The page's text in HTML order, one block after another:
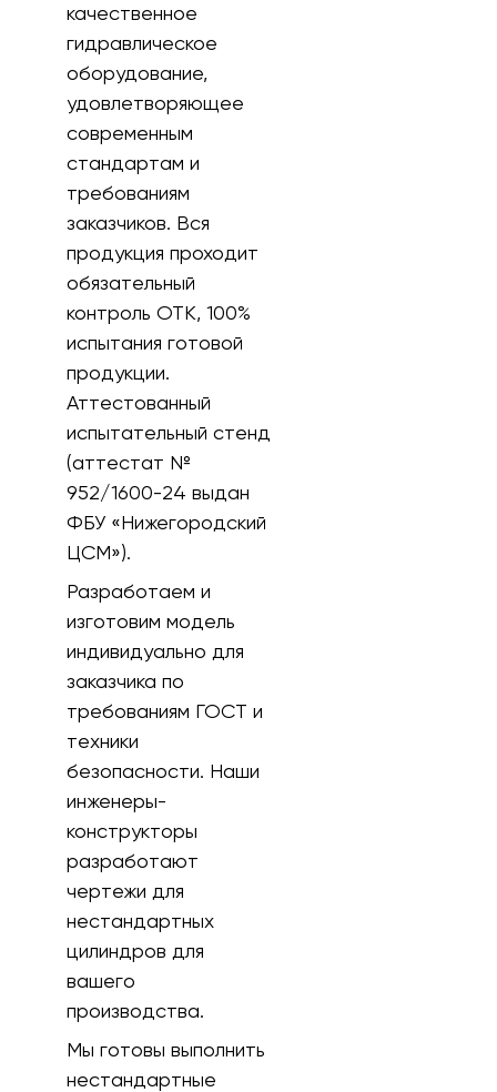
качественное
гидравлическое
оборудование,
удовлетворяющее
современным
стандартам и
требованиям
заказчиков. Вся
продукция проходит
обязательный
контроль ОТК, 100%
испытания готовой
продукции.
Аттестованный
испытательный стенд
(аттестат №
952/1600-24 выдан
ФБУ «Нижегородский
ЦСМ»).
Разработаем и
изготовим модель
индивидуально для
заказчика по
требованиям ГОСТ и
техники
безопасности. Наши
инженеры-
конструкторы
разработают
чертежи для
нестандартных
цилиндров для
вашего
производства.
Мы готовы выполнить
нестандартные